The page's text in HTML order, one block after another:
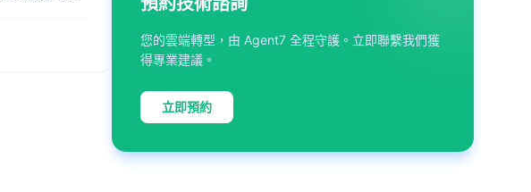
您的雲端轉型，由 Agent7 全程守護。立即聯繫我們獲
得專業建議。
立即預約